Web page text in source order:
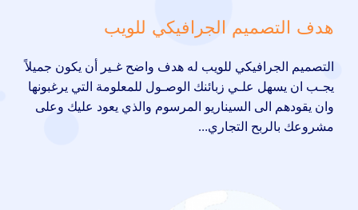
هدف التصميم الجرافيكي للويب
التصميم الجرافيكي للويب له هدف واضح غـير أن يكون جميلاً
يجـب ان يسهل علـي زبائنك الوصـول للمعلومة التي يرغبونها
وان يقودهم الى السيناريو المرسوم والذي يعود عليك وعلى
مشروعك بالربح التجاري…